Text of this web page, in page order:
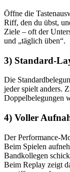
Öffne die
Riff, den du übst,
Ziele – oft der
und „täglich üben“.
3) Standard-
Die
jeder spielt anders.
Doppelbelegungen
4) Voller
Der Performance-
Beim Spielen
Bandkollegen
Beim Replay zeigt